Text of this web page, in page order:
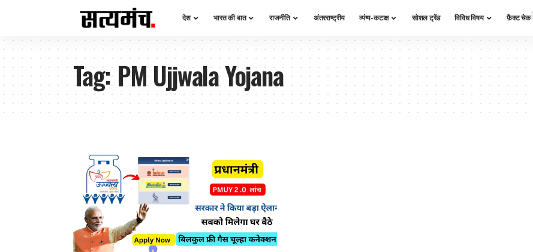
देश भारत की बात राजनीति अंतरराष्ट्रीय व्यंग्य-कटाक्ष सोशल ट्रेंड विविध विषय फ़ैक्ट चेक
Tag:PM Ujjwala Yojana